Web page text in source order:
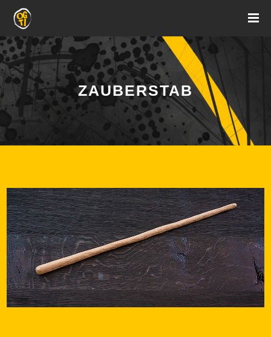
ZAUBERSTAB